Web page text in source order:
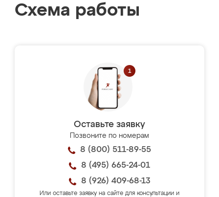
Схема работы
Оставьте заявку
Позвоните по номерам
8 (800) 511-89-55
8 (495) 665-24-01
8 (926) 409-68-13
Или оставьте заявку на сайте для консультации и